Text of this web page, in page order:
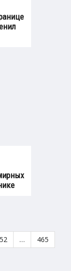
…
465